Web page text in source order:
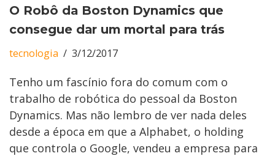
O Robô da Boston Dynamics que
consegue dar um mortal para trás
tecnologia 3/12/2017
Tenho um fascínio fora do comum com o
trabalho de robótica do pessoal da Boston
Dynamics. Mas não lembro de ver nada deles
desde a época em que a Alphabet, o holding
que controla o Google, vendeu a empresa para